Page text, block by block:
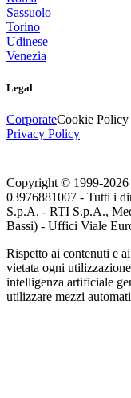
Sassuolo
Torino
Udinese
Venezia
Legal
CorporateCookie Policy
Privacy Policy
Copyright © 1999-2026
03976881007 - Tutti i
S.p.A. - RTI S.p.A.,
Bassi) - Uffici Viale
Rispetto ai contenuti e
vietata ogni
intelligenza artificiale
utilizzare mezzi